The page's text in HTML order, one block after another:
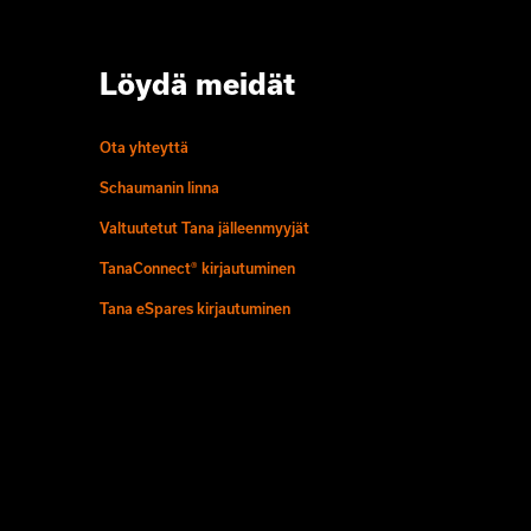
Löydä meidät
Ota yhteyttä
Schaumanin linna
Valtuutetut Tana jälleenmyyjät
TanaConnect® kirjautuminen
Tana eSpares kirjautuminen